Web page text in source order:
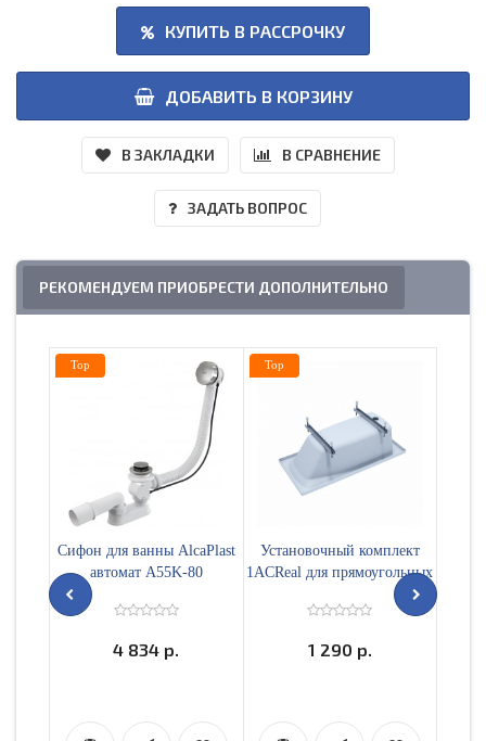
КУПИТЬ В РАССРОЧКУ
ДОБАВИТЬ В КОРЗИНУ
В ЗАКЛАДКИ В СРАВНЕНИЕ
ЗАДАТЬ ВОПРОС
РЕКОМЕНДУЕМ ПРИОБРЕСТИ ДОПОЛНИТЕЛЬНО
Сифон для ванны AlcaPlast
автомат A55K-80
4 834 р.
Top
Установочный комплект
1ACReal для прямоугольных
1 290 р.
Top